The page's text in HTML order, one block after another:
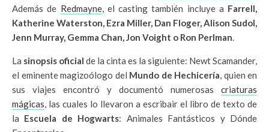
Además de Redmayne, el casting también incluye a Farrell,
Katherine Waterston, Ezra Miller, Dan Floger, Alison Sudol,
Jenn Murray, Gemma Chan, Jon Voight o Ron Perlman.
La sinopsis oficial de la cinta es la siguiente: Newt Scamander,
el eminente magizoólogo del Mundo de Hechicería, quien en
sus viajes encontró y documentó numerosas criaturas
mágicas, las cuales lo llevaron a escribair el libro de texto de
la Escuela de Hogwarts: Animales Fantásticos y Dónde